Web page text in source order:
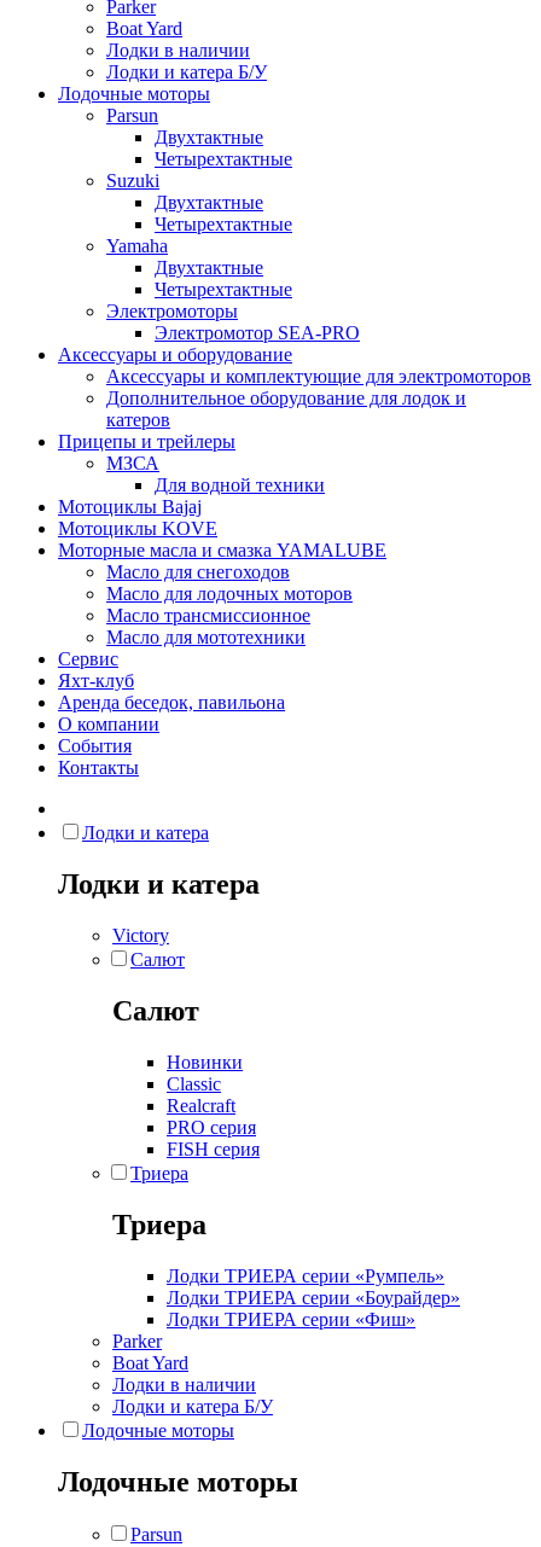
Parker
Boat Yard
Лодки в наличии
Лодки и катера Б/У
Лодочные моторы
Parsun
Двухтактные
Четырехтактные
Suzuki
Двухтактные
Четырехтактные
Yamaha
Двухтактные
Четырехтактные
Электромоторы
Электромотор SEA-PRO
Аксессуары и оборудование
Аксессуары и комплектующие для электромоторов
Дополнительное оборудование для лодок и
катеров
Прицепы и трейлеры
МЗСА
Для водной техники
Мотоциклы Bajaj
Мотоциклы KOVE
Моторные масла и смазка YAMALUBE
Масло для снегоходов
Масло для лодочных моторов
Масло трансмиссионное
Масло для мототехники
Сервис
Яхт-клуб
Аренда беседок, павильона
О компании
События
Контакты
Лодки и катера
Лодки и катера
Victory
Салют
Салют
Новинки
Classic
Realcraft
PRO серия
FISH серия
Триера
Триера
Лодки ТРИЕРА серии «Румпель»
Лодки ТРИЕРА серии «Боурайдер»
Лодки ТРИЕРА серии «Фиш»
Parker
Boat Yard
Лодки в наличии
Лодки и катера Б/У
Лодочные моторы
Лодочные моторы
Parsun